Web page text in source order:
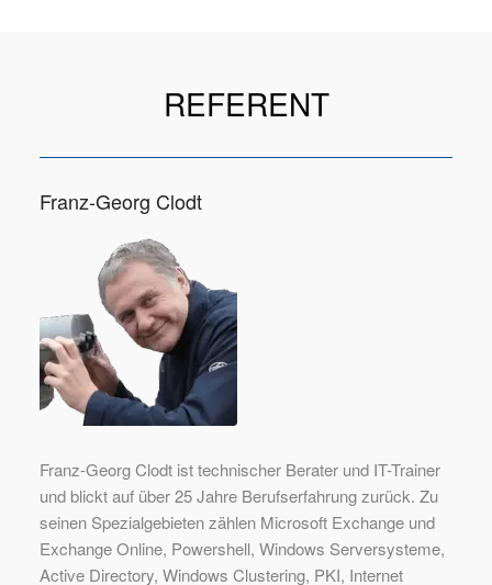
REFERENT
Franz-Georg Clodt
Franz-Georg Clodt ist technischer Berater und IT-Trainer
und blickt auf über 25 Jahre Berufserfahrung zurück. Zu
seinen Spezialgebieten zählen Microsoft Exchange und
Exchange Online, Powershell, Windows Serversysteme,
Active Directory, Windows Clustering, PKI, Internet